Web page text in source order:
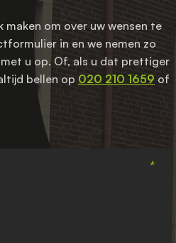
maken om over uw wensen te
in en we nemen zo
u op. Of, als u dat prettiger
bellen op 020 210 1659 of